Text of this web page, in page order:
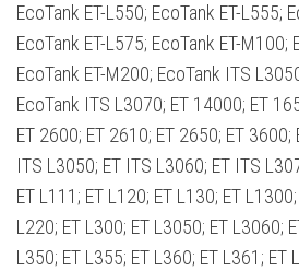
EcoTank ET-L550; EcoTank ET-L555;
EcoTank ET-L575; EcoTank ET-M100;
EcoTank ET-M200; EcoTank ITS
EcoTank ITS L3070; ET 14000; ET
ET 2600; ET 2610; ET 2650; ET 3600;
ITS L3050; ET ITS L3060; ET ITS
ET L111; ET L120; ET L130; ET
L220; ET L300; ET L3050; ET L3060;
L350; ET L355; ET L360; ET L361; ET